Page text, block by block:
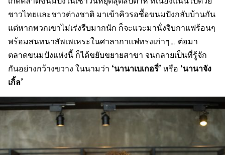
ชาวไทยและชาวต่างชาติ มาเข้าคิวรอซื้อขนมปังกลับบ้านกัน
แต่หากพวกเขาไม่เร่งรีบมากนัก ก็จะแวะมานั่งจิบกาแฟร้อนๆ
พร้อมสนทนาสัพเพเหระในศาลากาแฟทรงเก่าๆ… ต่อมา
ตลาดขนมปังแห่งนี้ ก็ได้ขยับขยายสาขา จนกลายเป็นที่รู้จัก
กันอย่างกว้างขวาง ในนามว่า ‘นานาเบเกอรี่’ หรือ ‘นานาจัง
เกิ้ล’